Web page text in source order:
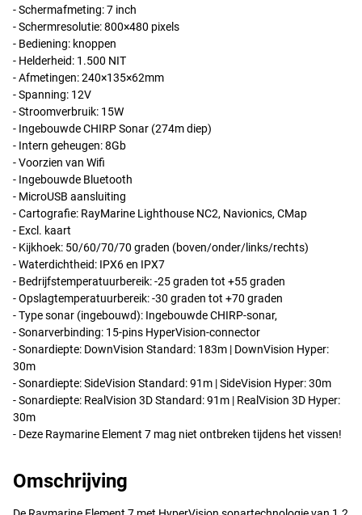
- Schermafmeting: 7 inch
- Schermresolutie: 800×480 pixels
- Bediening: knoppen
- Helderheid: 1.500 NIT
- Afmetingen: 240×135×62mm
- Spanning: 12V
- Stroomverbruik: 15W
- IngebouwdeCHIRPSonar (274m diep)
- Intern geheugen: 8Gb
- Voorzien van Wifi
- Ingebouwde Bluetooth
- MicroUSB aansluiting
- Cartografie: RayMarine Lighthouse NC2, Navionics, CMap
- Excl. kaart
- Kijkhoek: 50/60/70/70 graden (boven/onder/links/rechts)
- Waterdichtheid: IPX6 en IPX7
- Bedrijfstemperatuurbereik: -25 graden tot +55 graden
- Opslagtemperatuurbereik: -30 graden tot +70 graden
- Type sonar (ingebouwd): IngebouwdeCHIRP-sonar,
- Sonarverbinding: 15-pins HyperVision-connector
- Sonardiepte: DownVision Standard: 183m | DownVision Hyper:
30m
- Sonardiepte: SideVision Standard: 91m | SideVision Hyper: 30m
- Sonardiepte: RealVision 3D Standard: 91m | RealVision 3D Hyper:
30m
- Deze Raymarine Element 7 mag niet ontbreken tijdens het vissen!
Omschrijving